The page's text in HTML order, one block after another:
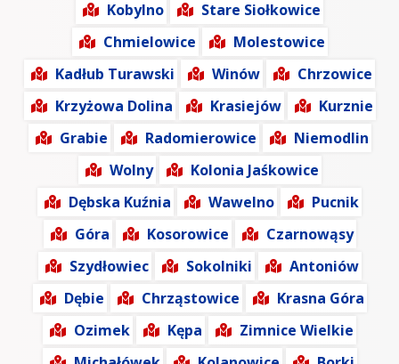
Kobylno
Stare Siołkowice
Chmielowice
Molestowice
Kadłub Turawski
Winów
Chrzowice
Krzyżowa Dolina
Krasiejów
Kurznie
Grabie
Radomierowice
Niemodlin
Wolny
Kolonia Jaśkowice
Dębska Kuźnia
Wawelno
Pucnik
Góra
Kosorowice
Czarnowąsy
Szydłowiec
Sokolniki
Antoniów
Dębie
Chrząstowice
Krasna Góra
Ozimek
Kępa
Zimnice Wielkie